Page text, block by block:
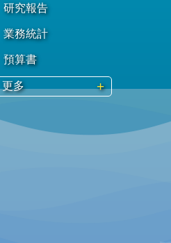
研究報告
業務統計
預算書
更多